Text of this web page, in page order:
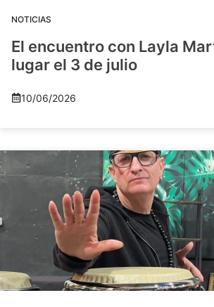
NOTICIAS
El encuentro con Layla
lugar el 3 de julio
10/06/2026